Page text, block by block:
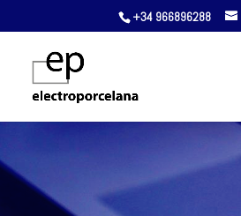
+34 966896288